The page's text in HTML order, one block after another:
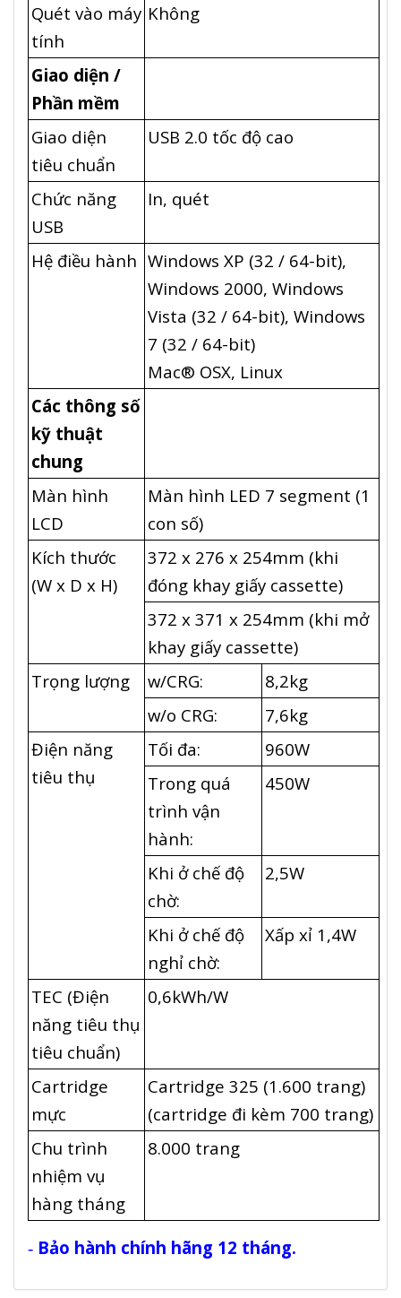
Quét vào máy
tính
Không
Giao diện /
Phần mềm
Giao diện
tiêu chuẩn
USB 2.0 tốc độ cao
Chức năng
USB
In, quét
Hệ điều hành Windows XP (32 / 64-bit),
Windows 2000, Windows
Vista (32 / 64-bit), Windows
7 (32 / 64-bit)
Mac® OSX, Linux
Các thông số
kỹ thuật
chung
Màn hình
LCD
Màn hình LED 7 segment (1
con số)
Kích thước
(W x D x H)
372 x 276 x 254mm (khi
đóng khay giấy cassette)
372 x 371 x 254mm (khi mở
khay giấy cassette)
Trọng lượng
w/CRG:
8,2kg
w/o CRG:
7,6kg
Điện năng
tiêu thụ
Tối đa:
960W
Trong quá
trình vận
hành:
450W
Khi ở chế độ
chờ:
2,5W
Khi ở chế độ
nghỉ chờ:
Xấp xỉ 1,4W
TEC (Điện
năng tiêu thụ
tiêu chuẩn)
0,6kWh/W
Cartridge
mực
Cartridge 325 (1.600 trang)
(cartridge đi kèm 700 trang)
Chu trình
nhiệm vụ
hàng tháng
8.000 trang
- Bảo hành chính hãng 12 tháng.